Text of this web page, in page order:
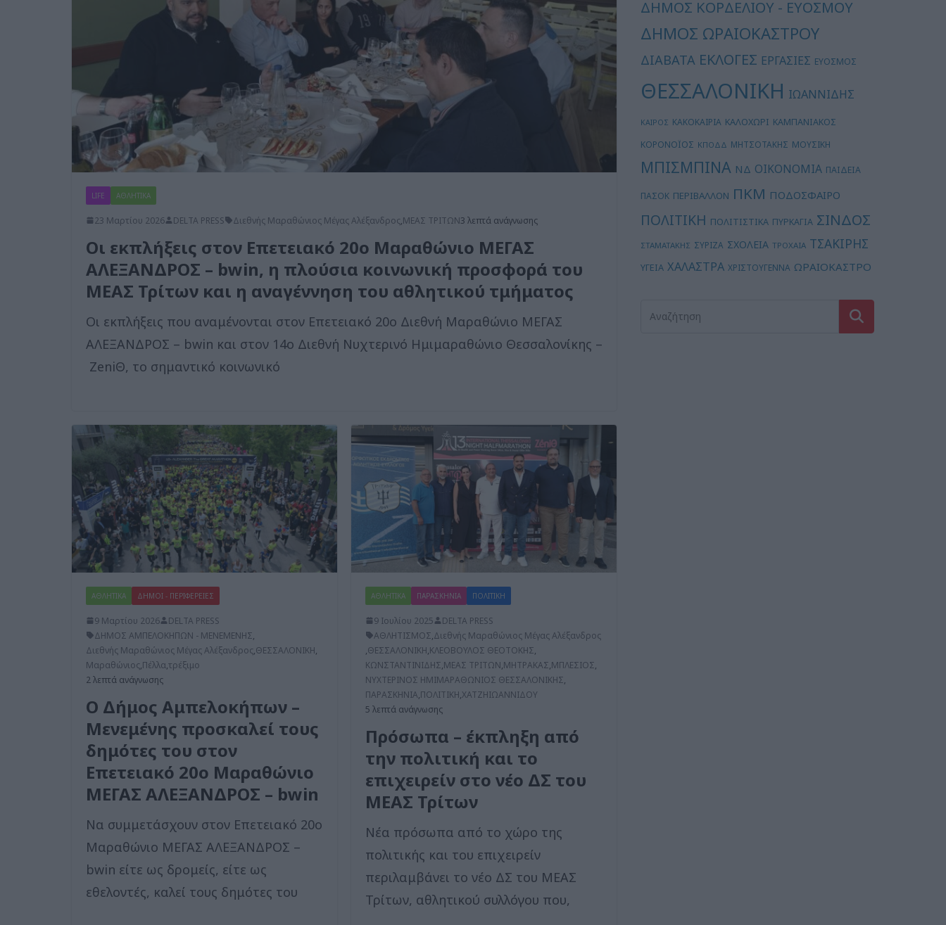
LIFE ΑΘΛΗΤΙΚΑ
23 Μαρτίου 2026 DELTA PRESS Διεθνής Μαραθώνιος Μέγας Αλέξανδρος,ΜΕΑΣ ΤΡΙΤΩΝ3 λεπτά ανάγνωσης
Οι εκπλήξεις στον Επετειακό 20ο Μαραθώνιο ΜΕΓΑΣ
ΑΛΕΞΑΝΔΡΟΣ – bwin, η πλούσια κοινωνική προσφορά του
ΜΕΑΣ Τρίτων και η αναγέννηση του αθλητικού τμήματος
Οι εκπλήξεις που αναμένονται στον Επετειακό 20ο Διεθνή Μαραθώνιο ΜΕΓΑΣ
ΑΛΕΞΑΝΔΡΟΣ – bwin και στον 14ο Διεθνή Νυχτερινό Ημιμαραθώνιο Θεσσαλονίκης –
ZeniΘ, το σημαντικό κοινωνικό
ΑΘΛΗΤΙΚΑ ΔΗΜΟΙ - ΠΕΡΙΦΕΡΕΙΕΣ
9 Μαρτίου 2026
DELTA PRESS
ΔΗΜΟΣ ΑΜΠΕΛΟΚΗΠΩΝ - ΜΕΝΕΜΕΝΗΣ,
Διεθνής Μαραθώνιος Μέγας Αλέξανδρος,ΘΕΣΣΑΛΟΝΙΚΗ,
Μαραθώνιος,Πέλλα,τρέξιμο
2 λεπτά ανάγνωσης
Ο Δήμος Αμπελοκήπων –
Μενεμένης προσκαλεί τους
δημότες του στον
Επετειακό 20ο Μαραθώνιο
ΜΕΓΑΣ ΑΛΕΞΑΝΔΡΟΣ – bwin
Να συμμετάσχουν στον Επετειακό 20ο
Μαραθώνιο ΜΕΓΑΣ ΑΛΕΞΑΝΔΡΟΣ –
bwin είτε ως δρομείς, είτε ως
εθελοντές, καλεί τους δημότες του
ΑΘΛΗΤΙΚΑ ΠΑΡΑΣΚΗΝΙΑ ΠΟΛΙΤΙΚΗ
9 Ιουλίου 2025
DELTA PRESS
ΑΘΛΗΤΙΣΜΟΣ,Διεθνής Μαραθώνιος Μέγας Αλέξανδρος
,ΘΕΣΣΑΛΟΝΙΚΗ,ΚΛΕΟΒΟΥΛΟΣ ΘΕΟΤΟΚΗΣ,
ΚΩΝΣΤΑΝΤΙΝΙΔΗΣ,ΜΕΑΣ ΤΡΙΤΩΝ,ΜΗΤΡΑΚΑΣ,ΜΠΛΕΣΙΟΣ,
ΝΥΧΤΕΡΙΝΟΣ ΗΜΙΜΑΡΑΘΩΝΙΟΣ ΘΕΣΣΑΛΟΝΙΚΗΣ,
ΠΑΡΑΣΚΗΝΙΑ,ΠΟΛΙΤΙΚΗ,ΧΑΤΖΗΙΩΑΝΝΙΔΟΥ
5 λεπτά ανάγνωσης
Πρόσωπα – έκπληξη από
την πολιτική και το
επιχειρείν στο νέο ΔΣ του
ΜΕΑΣ Τρίτων
Νέα πρόσωπα από το χώρο της
πολιτικής και του επιχειρείν
περιλαμβάνει το νέο ΔΣ του ΜΕΑΣ
Τρίτων, αθλητικού συλλόγου που,
ΔΗΜΟΣ ΚΟΡΔΕΛΙΟΥ - ΕΥΟΣΜΟΥ
ΔΗΜΟΣ ΩΡΑΙΟΚΑΣΤΡΟΥ
ΔΙΑΒΑΤΑ ΕΚΛΟΓΕΣ ΕΡΓΑΣΙΕΣ ΕΥΟΣΜΟΣ
ΘΕΣΣΑΛΟΝΙΚΗ ΙΩΑΝΝΙΔΗΣ
ΚΑΙΡΟΣ ΚΑΚΟΚΑΙΡΙΑ ΚΑΛΟΧΩΡΙ ΚΑΜΠΑΝΙΑΚΟΣ
ΚΟΡΟΝΟΪΟΣ ΚΠΟΔΔ ΜΗΤΣΟΤΑΚΗΣ ΜΟΥΣΙΚΗ
ΜΠΙΣΜΠΙΝΑ ΝΔ ΟΙΚΟΝΟΜΙΑ ΠΑΙΔΕΙΑ
ΠΑΣΟΚ ΠΕΡΙΒΑΛΛΟΝ ΠΚΜ ΠΟΔΟΣΦΑΙΡΟ
ΠΟΛΙΤΙΚΗ ΠΟΛΙΤΙΣΤΙΚΑ ΠΥΡΚΑΓΙΑ ΣΙΝΔΟΣ
ΣΤΑΜΑΤΑΚΗΣ ΣΥΡΙΖΑ ΣΧΟΛΕΙΑ ΤΡΟΧΑΙΑ ΤΣΑΚΙΡΗΣ
ΥΓΕΙΑ ΧΑΛΑΣΤΡΑ ΧΡΙΣΤΟΥΓΕΝΝΑ ΩΡΑΙΟΚΑΣΤΡΟ